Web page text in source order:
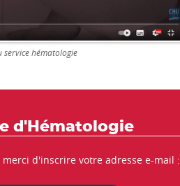
service hématologie
d'Hématologie
d'inscrire votre adresse e-mail :